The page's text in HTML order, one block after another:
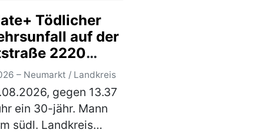
wurde
dass der Herr
Einflus…(mehr)
Tödlicher
auf der
2220
Lengenfeld
– Neumarkt / Landkreis
gegen 13.37
ein 30-jähr. Mann
südl. Landkreis